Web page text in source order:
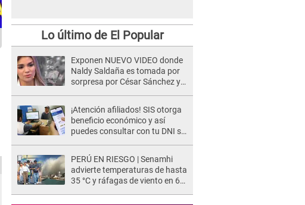
Lo último de El Popular
Exponen NUEVO VIDEO donde
Naldy Saldaña es tomada por
sorpresa por César Sánchez y
¡Atención afiliados! SIS otorga
beneficio económico y así
puedes consultar con tu DNI si
PERÚ EN RIESGO | Senamhi
advierte temperaturas de hasta
35 °C y ráfagas de viento en 6